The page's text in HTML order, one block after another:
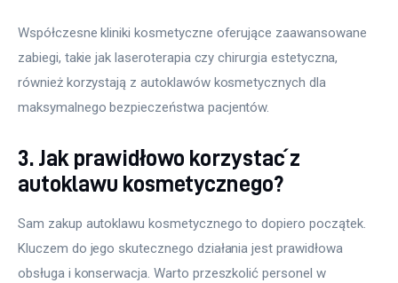
Współczesne kliniki kosmetyczne oferujące zaawansowane
zabiegi, takie jak laseroterapia czy chirurgia estetyczna,
również korzystają z autoklawów kosmetycznych dla
maksymalnego bezpieczeństwa pacjentów.
3. Jak prawidłowo korzystać z
autoklawu kosmetycznego?
Sam zakup autoklawu kosmetycznego to dopiero początek.
Kluczem do jego skutecznego działania jest prawidłowa
obsługa i konserwacja. Warto przeszkolić personel w